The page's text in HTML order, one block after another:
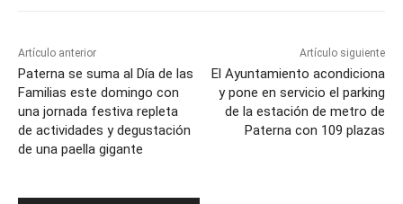
Artículo anterior
Paterna se suma al Día de las
Familias este domingo con
una jornada festiva repleta
de actividades y degustación
de una paella gigante
Artículo siguiente
El Ayuntamiento acondiciona
y pone en servicio el parking
de la estación de metro de
Paterna con 109 plazas